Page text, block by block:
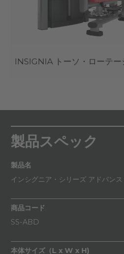
INSIGNIA トーソ・ローテー
製品スペック
製品名
インシグニア・シリーズ アドバン
商品コード
SS-ABD
本体サイズ（L x W x H)